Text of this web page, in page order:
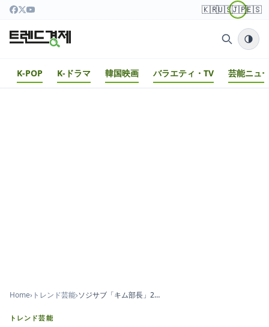
🇰🇷🇺🇸🇯🇵🇪🇸
K-POP K-ドラマ 韓国映画 バラエティ・TV 芸能ニュ
Home› トレンド芸能› ソジサブ「キム部長」21%突破、14年前の映画
トレンド芸能